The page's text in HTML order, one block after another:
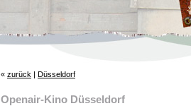
« zurück | Düsseldorf
Openair-Kino Düsseldorf